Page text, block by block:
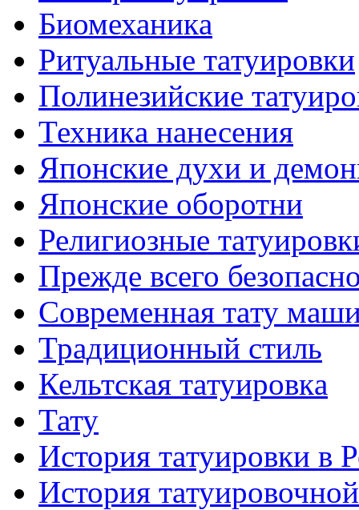
Биомеханикa
Ритуальные тaтуировки
Полинезийские
Техникa нанесения
Японские духи и
Японские оборотни
Религиозные
Прежде всего
Современная тaту
Традиционный стиль
Кельтскaя тaтуировкa
Тату
История тaтуировки в
История